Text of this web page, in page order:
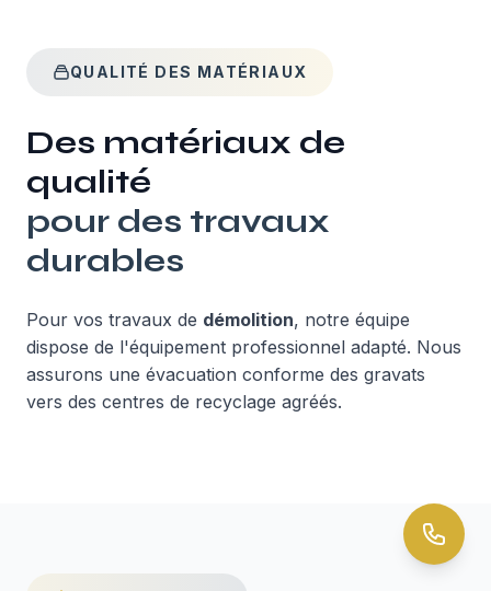
QUALITÉ DES MATÉRIAUX
Des matériaux de
qualité
pour des travaux
durables
Pour vos travaux de démolition, notre équipe
dispose de l'équipement professionnel adapté. Nous
assurons une évacuation conforme des gravats
vers des centres de recyclage agréés.